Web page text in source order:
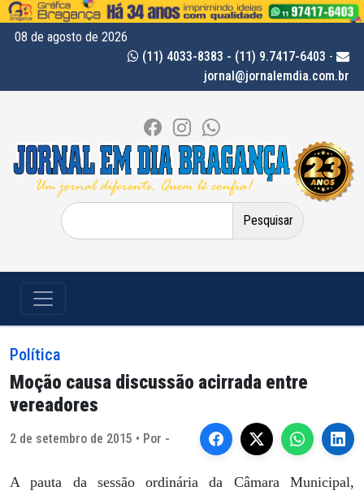
08 de agosto de 2026
(11) 4033-8383 - (11) 9.7417-6403 -
jornal@jornalemdia.com.br
Pesquisar
por:
Política
Moção causa discussão acirrada entre
vereadores
2 de setembro de 2015 • Por -
A pauta da sessão ordinária da Câmara Municipal,